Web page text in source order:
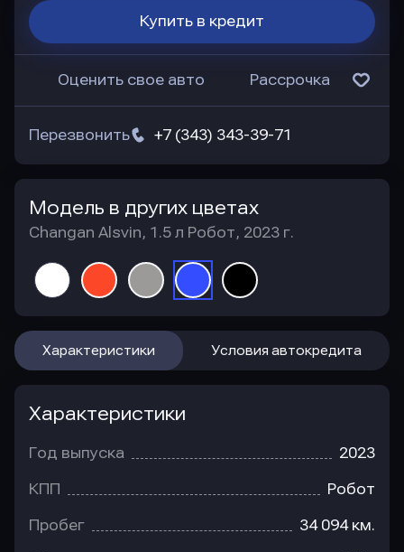
Купить в кредит
Оценить свое авто Рассрочка
+7 (343) 343-39-71
Перезвонить
Модель в других цветах
Changan Alsvin, 1.5 л Робот, 2023 г.
Характеристики Условия автокредита
Характеристики
Год выпуска 2023
КПП Робот
Пробег 34 094 км.